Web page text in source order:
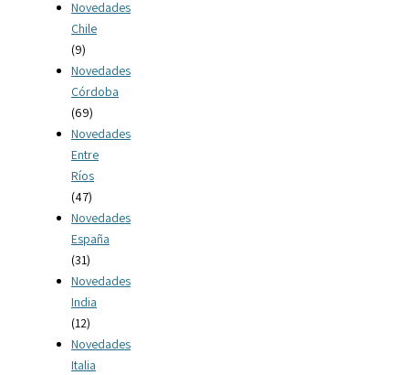
Novedades
Chile
(9)
Novedades
Córdoba
(69)
Novedades
Entre
Ríos
(47)
Novedades
España
(31)
Novedades
India
(12)
Novedades
Italia